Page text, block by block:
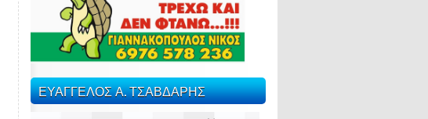
ΕΥΑΓΓΕΛΟΣ Α. ΤΣΑΒΔΑΡΗΣ